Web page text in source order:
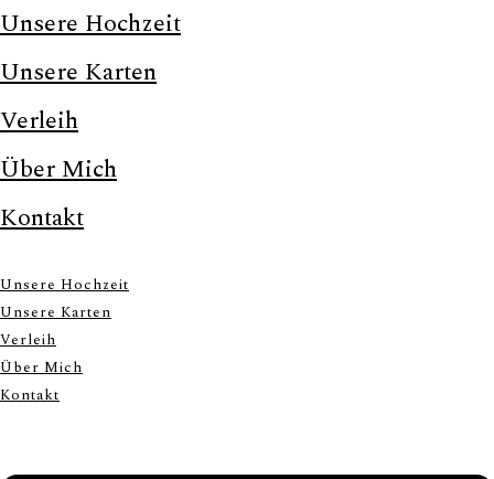
Unsere Hochzeit
Unsere Karten
Verleih
Über Mich
Kontakt
Unsere Hochzeit
Unsere Karten
Verleih
Über Mich
Kontakt